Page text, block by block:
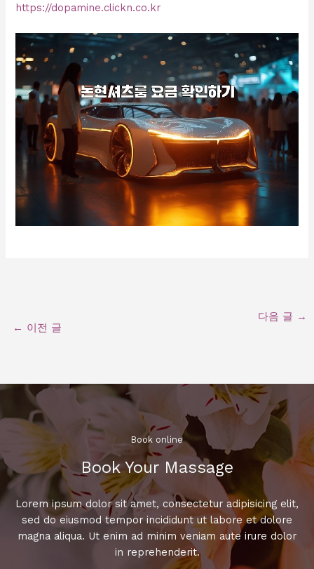
https://dopamine.clickn.co.kr
← 이전 글
다음 글 →
Book online​
Book Your Massage​
Lorem ipsum dolor sit amet, consectetur adipisicing elit,
sed do eiusmod tempor incididunt ut labore et dolore
magna aliqua. Ut enim ad minim veniam aute irure dolor
in reprehenderit.